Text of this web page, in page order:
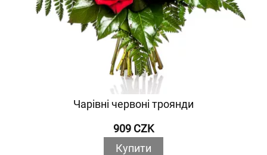
Чарівні червоні троянди
909 CZK
Купити